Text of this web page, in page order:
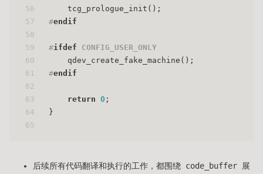
56
57
58
59
60
61
62
63
64
65
    tcg_prologue_init();
#endif
#ifdef CONFIG_USER_ONLY
    qdev_create_fake_machine();
#endif
return 0 ;
}
后续所有代码翻译和执行的工作，都围绕 code_buffer 展